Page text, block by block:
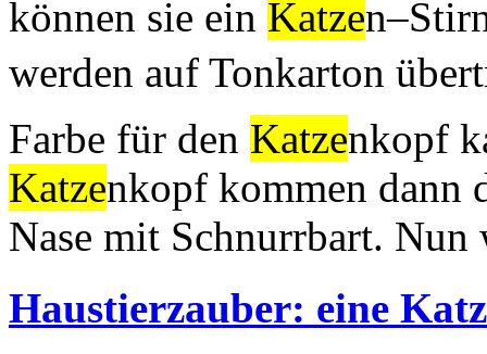
können sie ein Katze
werden auf Tonkarton
Farbe für den Katzenkopf
Katzenkopf kommen dann
Nase mit Schnurrbart. Nun
Haustierzauber: eine